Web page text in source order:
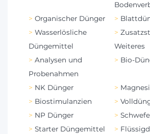
Organischer Dünger
Wasserlösliche
Düngemittel
Weiteres
Analysen und
Probenahmen
Bio-
NK Dünger
Biostimulanzien
NP Dünger
Starter Düngemittel